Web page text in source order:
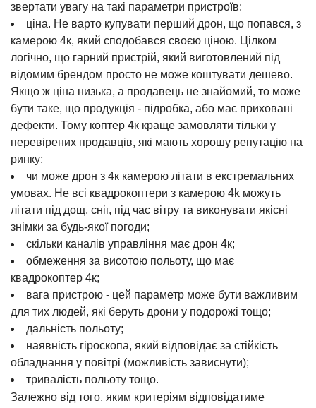
звертати увагу на такі параметри пристроїв:
ціна. Не варто купувати перший дрон, що попався, з
камерою 4к, який сподобався своєю ціною. Цілком
логічно, що гарний пристрій, який виготовлений під
відомим брендом просто не може коштувати дешево.
Якщо ж ціна низька, а продавець не знайомий, то може
бути таке, що продукція - підробка, або має приховані
дефекти. Тому коптер 4к краще замовляти тільки у
перевірених продавців, які мають хорошу репутацію на
ринку;
чи може дрон з 4к камерою літати в екстремальних
умовах. Не всі квадрокоптери з камерою 4k можуть
літати під дощ, сніг, під час вітру та виконувати якісні
знімки за будь-якої погоди;
скільки каналів управління має дрон 4к;
обмеження за висотою польоту, що має
квадрокоптер 4к;
вага пристрою - цей параметр може бути важливим
для тих людей, які беруть дрони у подорожі тощо;
дальність польоту;
наявність гіроскопа, який відповідає за стійкість
обладнання у повітрі (можливість зависнути);
тривалість польоту тощо.
Залежно від того, яким критеріям відповідатиме